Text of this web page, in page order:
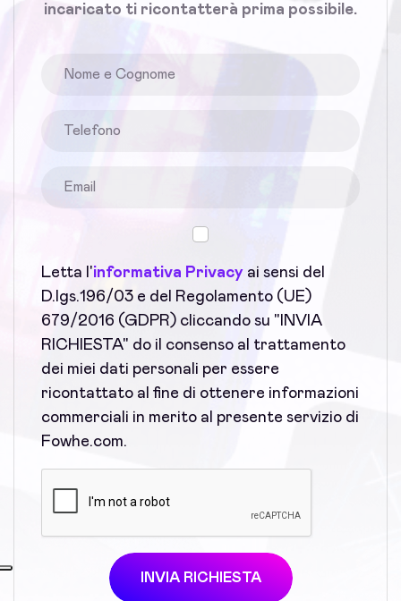
incaricato ti ricontatterà prima possibile.
Letta l'informativa Privacy ai sensi del
D.lgs.196/03 e del Regolamento (UE)
679/2016 (GDPR) cliccando su "INVIA
RICHIESTA" do il consenso al trattamento
dei miei dati personali per essere
ricontattato al fine di ottenere informazioni
commerciali in merito al presente servizio di
Fowhe.com.
INVIA RICHIESTA